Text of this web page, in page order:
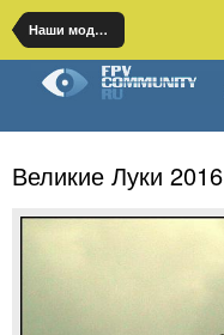
Наши модели
Великие Луки 2016